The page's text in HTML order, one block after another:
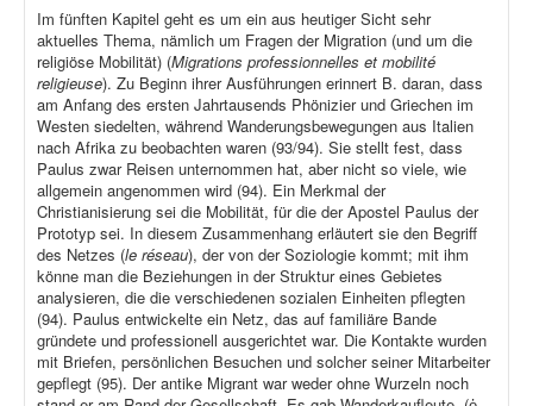
Im fünften Kapitel geht es um ein aus heutiger Sicht sehr
aktuelles Thema, nämlich um Fragen der Migration (und um die
religiöse Mobilität) (Migrations professionnelles et mobilité
religieuse). Zu Beginn ihrer Ausführungen erinnert B. daran, dass
am Anfang des ersten Jahrtausends Phönizier und Griechen im
Westen siedelten, während Wanderungsbewegungen aus Italien
nach Afrika zu beobachten waren (93/94). Sie stellt fest, dass
Paulus zwar Reisen unternommen hat, aber nicht so viele, wie
allgemein angenommen wird (94). Ein Merkmal der
Christianisierung sei die Mobilität, für die der Apostel Paulus der
Prototyp sei. In diesem Zusammenhang erläutert sie den Begriff
des Netzes (le réseau), der von der Soziologie kommt; mit ihm
könne man die Beziehungen in der Struktur eines Gebietes
analysieren, die die verschiedenen sozialen Einheiten pflegten
(94). Paulus entwickelte ein Netz, das auf familiäre Bande
gründete und professionell ausgerichtet war. Die Kontakte wurden
mit Briefen, persönlichen Besuchen und solcher seiner Mitarbeiter
gepflegt (95). Der antike Migrant war weder ohne Wurzeln noch